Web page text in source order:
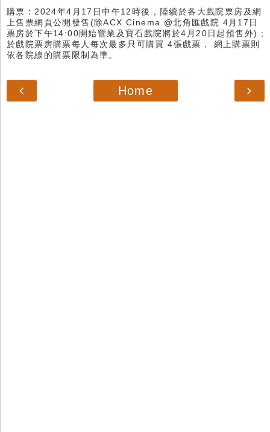
購票：2024年4月17日中午12時後，陸續於各大戲院票房及網
上售票網頁公開發售(除ACX Cinema @北角匯戲院 4月17日
票房於下午14:00開始營業及寶石戲院將於4月20日起預售外) ;
於戲院票房購票每人每次最多只可購買 4張戲票， 網上購票則
依各院線的購票限制為準。
Home